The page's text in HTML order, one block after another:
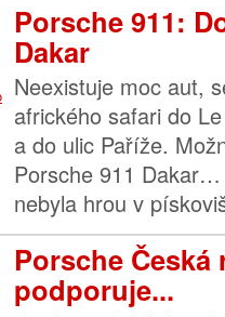
Porsche 911:
Dakar
Neexistuje moc aut,
afrického safari do
a do ulic Paříže.
Porsche 911
nebyla hrou v
Porsche Česká
podporuje...